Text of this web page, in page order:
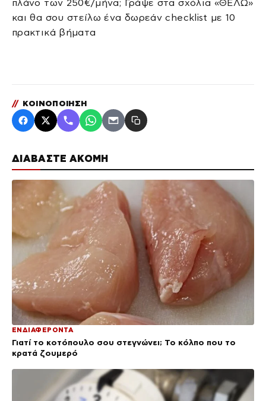
ΔΙΑΒΑΣΤΕ ΑΚΟΜΗ
ΕΝΔΙΑΦΕΡΟΝΤΑ
Γιατί το κοτόπουλο σου στεγνώνει; Το κόλπο που το
κρατά ζουμερό
πλάνο των 250€/μήνα; Γράψε στα σχόλια «ΘΕΛΩ»
και θα σου στείλω ένα δωρεάν checklist με 10
πρακτικά βήματα
// ΚΟΙΝΟΠΟΙΗΣΗ